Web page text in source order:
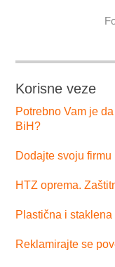
Korisne veze
Potrebno Vam je
BiH?
Dodajte svoju
HTZ oprema.
Plastična i
Reklamirajte se